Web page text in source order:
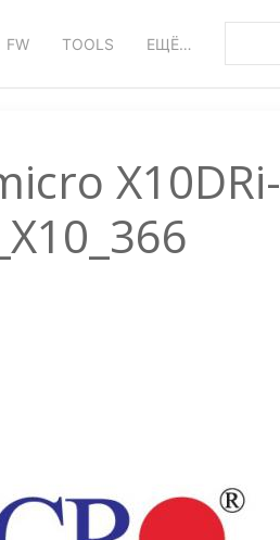
FW TOOLS ЕЩЁ…
X10DRi-